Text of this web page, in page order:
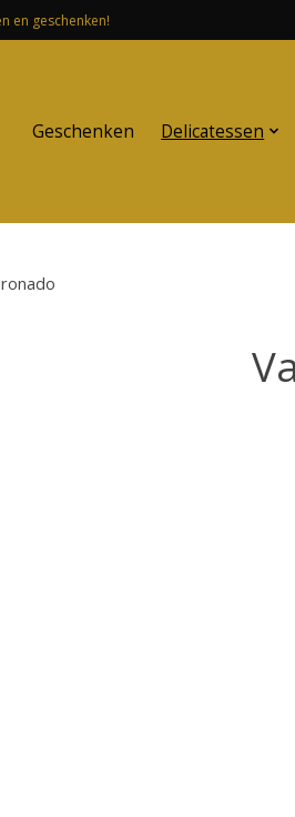
en geschenken!
Geschenken Delicatessen